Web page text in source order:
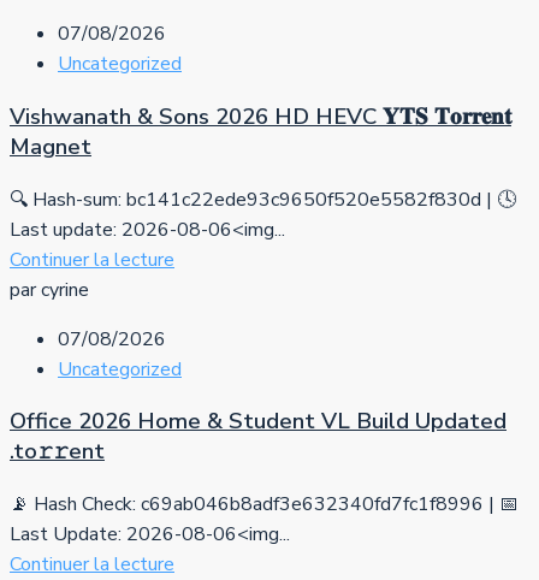
07/08/2026
Uncategorized
Vishwanath & Sons 2026 HD HEVC 𝐘𝐓𝐒 𝐓𝐨𝐫𝐫𝐞𝐧𝐭
Magnet
🔍 Hash-sum: bc141c22ede93c9650f520e5582f830d | 🕓
Last update: 2026-08-06<img...
Continuer la lecture
par cyrine
07/08/2026
Uncategorized
Office 2026 Home & Student VL Build Updated
.tо𝚛𝚛еnt
📡 Hash Check: c69ab046b8adf3e632340fd7fc1f8996 | 📅
Last Update: 2026-08-06<img...
Continuer la lecture